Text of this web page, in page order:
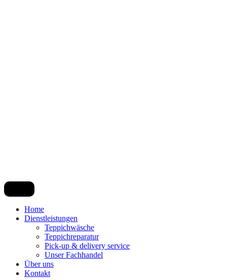
Home
Dienstleistungen
Teppichwäsche
Teppichreparatur
Pick-up & delivery service
Unser Fachhandel
Über uns
Kontakt